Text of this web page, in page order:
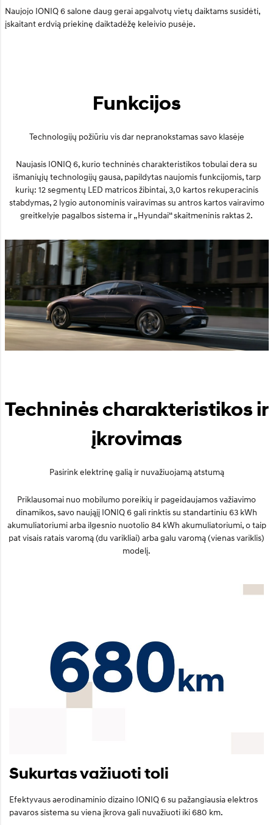
Naujojo IONIQ 6 salone daug gerai apgalvotų vietų daiktams susidėti,
įskaitant erdvią priekinę daiktadėžę keleivio pusėje.
Funkcijos
Technologijų požiūriu vis dar nepranokstamas savo klasėje
Naujasis IONIQ 6, kurio techninės charakteristikos tobulai dera su
išmaniųjų technologijų gausa, papildytas naujomis funkcijomis, tarp
kurių: 12 segmentų LED matricos žibintai, 3,0 kartos rekuperacinis
stabdymas, 2 lygio autonominis vairavimas su antros kartos vairavimo
greitkelyje pagalbos sistema ir „Hyundai“ skaitmeninis raktas 2.
Techninės charakteristikos ir
įkrovimas
Pasirink elektrinę galią ir nuvažiuojamą atstumą
Priklausomai nuo mobilumo poreikių ir pageidaujamos važiavimo
dinamikos, savo naująjį IONIQ 6 gali rinktis su standartiniu 63 kWh
akumuliatoriumi arba ilgesnio nuotolio 84 kWh akumuliatoriumi, o taip
pat visais ratais varomą (du varikliai) arba galu varomą (vienas variklis)
modelį.
Sukurtas važiuoti toli
Efektyvaus aerodinaminio dizaino IONIQ 6 su pažangiausia elektros
pavaros sistema su viena įkrova gali nuvažiuoti iki 680 km.